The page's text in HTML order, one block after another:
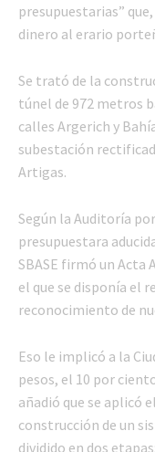
presupuestarias”
dinero al erario
Se trató de la
túnel de 972 metros
calles Argerich y
subestación
Artigas.
Según la Auditoría
presupuestara
SBASE firmó un Acta
el que se disponía el
reconocimiento de
Eso le implicó a la
pesos, el 10 por
añadió que se aplicó
construcción de un
dividido en dos